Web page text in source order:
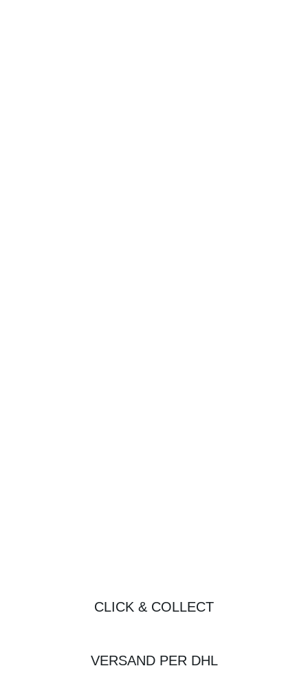
CLICK & COLLECT
VERSAND PER DHL